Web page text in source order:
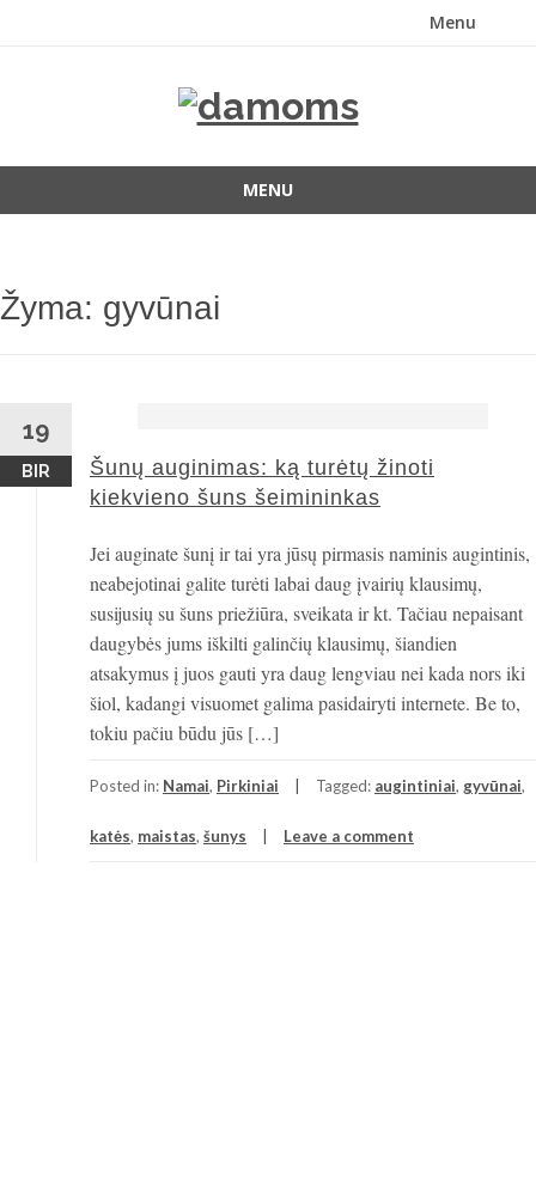
Menu
MENU
Žyma: gyvūnai
19
BIR
Šunų auginimas: ką turėtų žinoti
kiekvieno šuns šeimininkas
Jei auginate šunį ir tai yra jūsų pirmasis naminis augintinis,
neabejotinai galite turėti labai daug įvairių klausimų,
susijusių su šuns priežiūra, sveikata ir kt. Tačiau nepaisant
daugybės jums iškilti galinčių klausimų, šiandien
atsakymus į juos gauti yra daug lengviau nei kada nors iki
šiol, kadangi visuomet galima pasidairyti internete. Be to,
tokiu pačiu būdu jūs […]
Posted in: Namai, Pirkiniai Tagged: augintiniai, gyvūnai,
katės, maistas, šunys Leave a comment